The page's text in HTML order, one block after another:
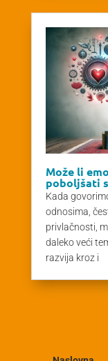
Može li
poboljšati
Kada
odnosima,
privlačnosti,
daleko veći
razvija kroz i